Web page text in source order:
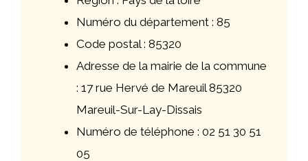
Numéro du département : 85
Code postal : 85320
Adresse de la mairie de la commune
: 17 rue Hervé de Mareuil 85320
Mareuil-Sur-Lay-Dissais
Numéro de téléphone : 02 51 30 51
05